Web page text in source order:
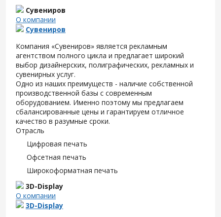
Сувениров
О компании
Сувениров
Компания «Сувениров» является рекламным
агентством полного цикла и предлагает широкий
выбор дизайнерских, полиграфических, рекламных и
сувенирных услуг.
Одно из наших преимуществ - наличие собственной
производственной базы с современным
оборудованием. Именно поэтому мы предлагаем
сбалансированные цены и гарантируем отличное
качество в разумные сроки.
Отрасль
Цифровая печать
Офсетная печать
Широкоформатная печать
3D-Display
О компании
3D-Display